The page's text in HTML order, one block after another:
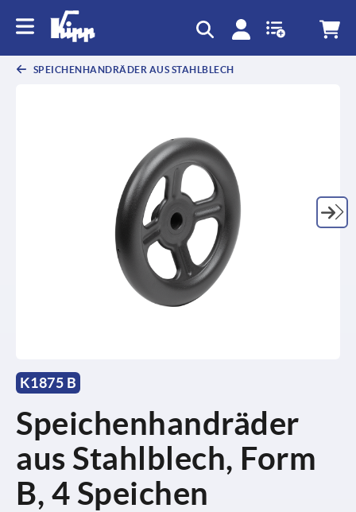
SPEICHENHANDRÄDER AUS STAHLBLECH
K1875 B
Speichenhandräder
aus Stahlblech, Form
B, 4 Speichen